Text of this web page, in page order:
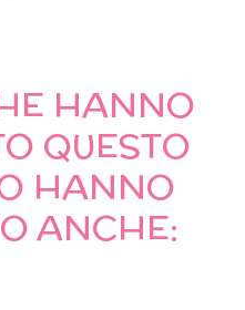
HANNO
QUESTO
HANNO
ANCHE: